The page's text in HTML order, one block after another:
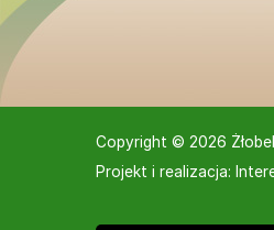
Copyright © 2026
Projekt i realizacja: